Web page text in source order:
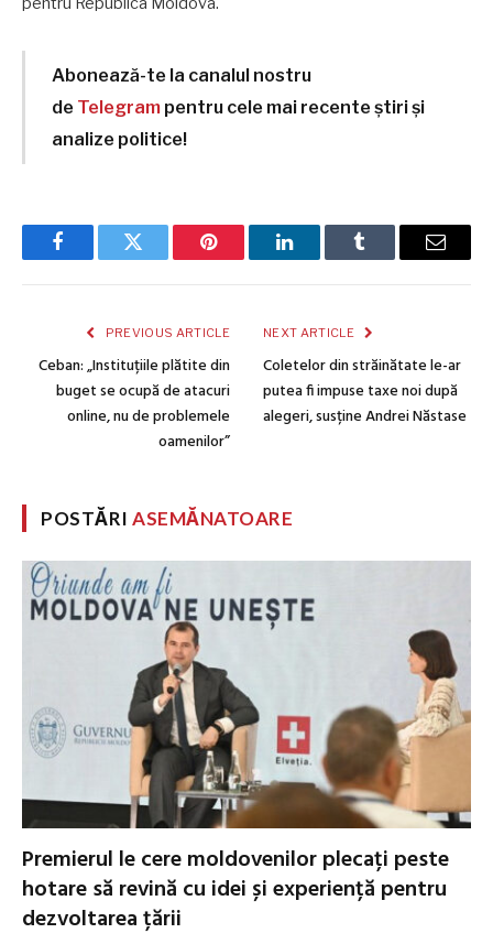
Abonează-te la canalul nostru
de Telegram pentru cele mai recente știri și
analize politice!
FacebookTwitter Pinterest LinkedInTumblr Email
PREVIOUS ARTICLE
Ceban: „Instituțiile plătite din
buget se ocupă de atacuri
online, nu de problemele
oamenilor”
NEXT ARTICLE
Coletelor din străinătate le-ar
putea fi impuse taxe noi după
alegeri, susține Andrei Năstase
POSTĂRIASEMĂNATOARE
Premierul le cere moldovenilor plecați peste
hotare să revină cu idei și experiență pentru
dezvoltarea țării